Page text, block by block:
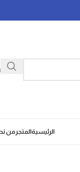
الرئيسيةالمتجر من